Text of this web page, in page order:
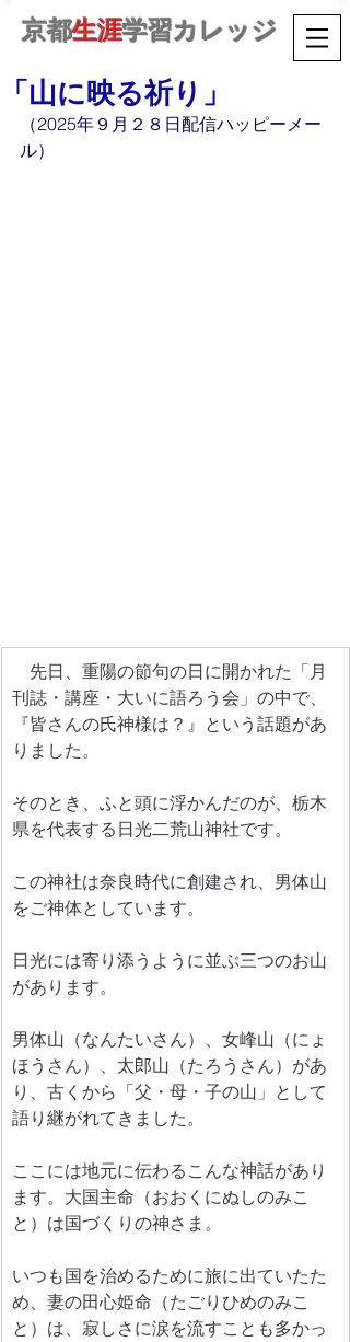
京都生涯学習カレッジ
「山に映る祈り」
（2025年９月２８日配信ハッピーメー
ル）
先日、重陽の節句の日に開かれた「月
刊誌・講座・大いに語ろう会」の中で、
『皆さんの氏神様は？』という話題があ
りました。
そのとき、ふと頭に浮かんだのが、栃木
県を代表する日光二荒山神社です。
この神社は奈良時代に創建され、男体山
をご神体としています。
日光には寄り添うように並ぶ三つのお山
があります。
男体山（なんたいさん）、女峰山（にょ
ほうさん）、太郎山（たろうさん）があ
り、古くから「父・母・子の山」として
語り継がれてきました。
ここには地元に伝わるこんな神話があり
ます。大国主命（おおくにぬしのみこ
と）は国づくりの神さま。
いつも国を治めるために旅に出ていたた
め、妻の田心姫命（たごりひめのみこ
と）は、寂しさに涙を流すことも多かっ